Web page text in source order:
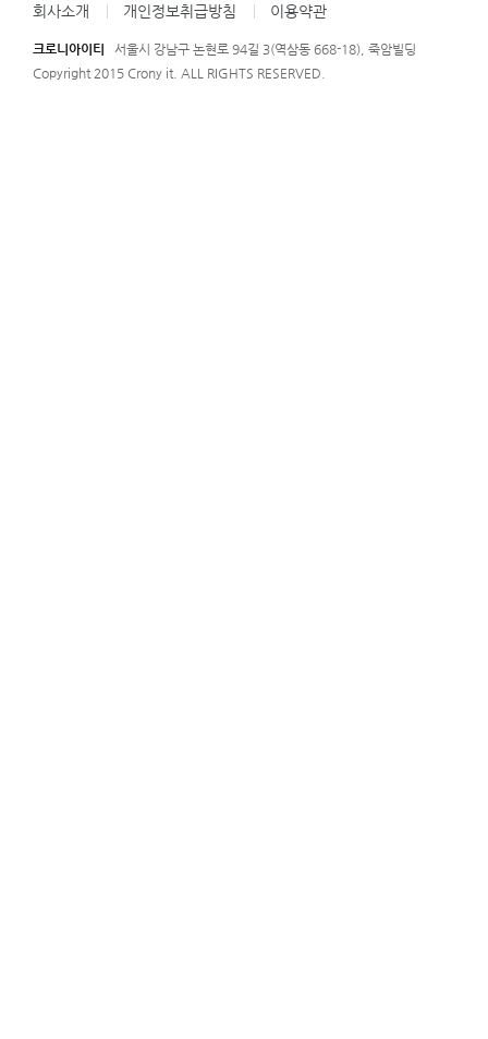
회사소개 개인정보취급방침 이용약관
크로니아이티
서울시 강남구 논현로 94길 3(역삼동 668-18), 죽암빌딩
Copyright 2015 Crony it. ALL RIGHTS RESERVED.